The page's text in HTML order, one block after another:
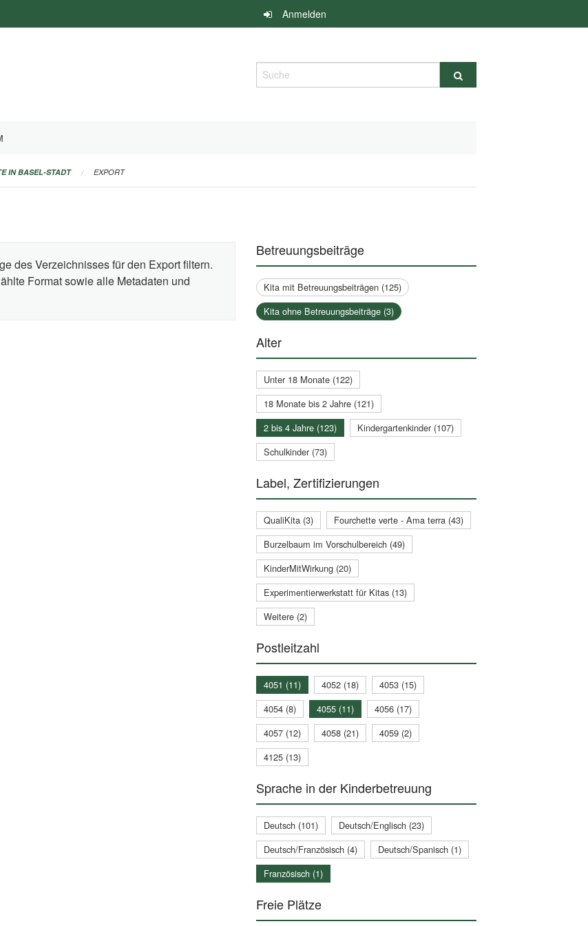
Anmelden
Suche
IN BASEL-STADT EXPORT
des Verzeichnisses für den Export filtern.
Format sowie alle Metadaten und
Betreuungsbeiträge
Kita mit Betreuungsbeiträgen (125)
Kita ohne Betreuungsbeiträge (3)
Alter
Unter 18 Monate (122)
18 Monate bis 2 Jahre (121)
2 bis 4 Jahre (123)
Kindergartenkinder (107)
Schulkinder (73)
Label, Zertifizierungen
QualiKita (3)
Fourchette verte - Ama terra (43)
Burzelbaum im Vorschulbereich (49)
KinderMitWirkung (20)
Experimentierwerkstatt für Kitas (13)
Weitere (2)
Postleitzahl
4051 (11) 4052 (18)
4053 (15)
4054 (8)
4055 (11)
4056 (17)
4057 (12)
4058 (21)
4059 (2)
4125 (13)
Sprache in der Kinderbetreuung
Deutsch (101)
Deutsch/Englisch (23)
Deutsch/Französisch (4)
Deutsch/Spanisch (1)
Französisch (1)
Freie Plätze